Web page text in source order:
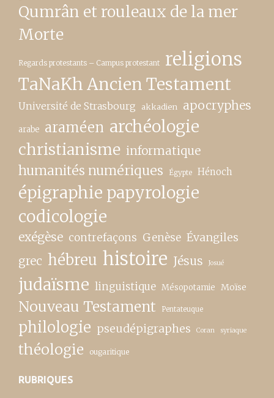
Qumrân et rouleaux de la mer
Morte
Regards protestants – Campus protestant religions
TaNaKh Ancien Testament
Université de Strasbourg akkadien apocryphes
arabe araméen archéologie
christianisme informatique
humanités numériques Égypte Hénoch
épigraphie papyrologie
codicologie
exégèse contrefaçons Genèse Évangiles
grec hébreu histoire Jésus Josué
judaïsme linguistique Mésopotamie Moïse
Nouveau Testament Pentateuque
philologie pseudépigraphes Coran syriaque
théologie ougaritique
RUBRIQUES